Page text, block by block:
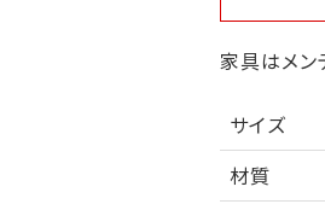
家具はメン
サイズ
材質